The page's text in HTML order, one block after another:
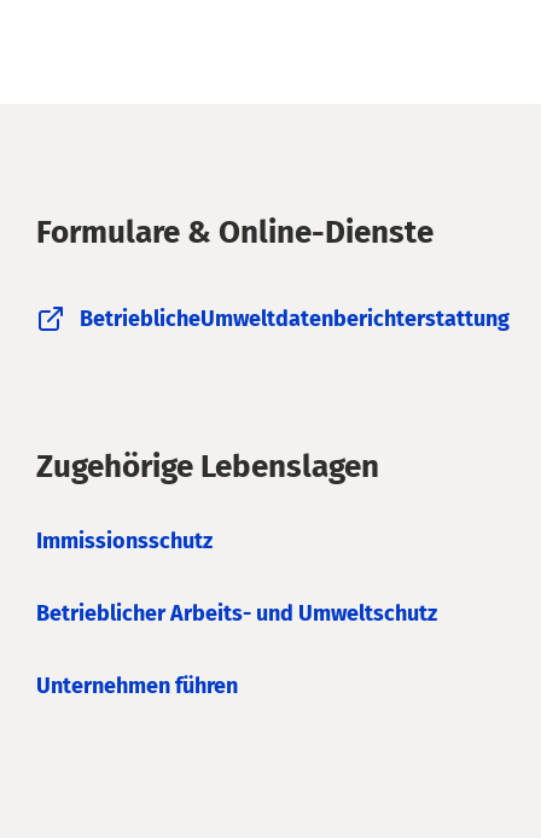
Formulare & Online-Dienste
BetrieblicheUmweltdatenberichterstattung
Zugehörige Lebenslagen
Immissionsschutz
Betrieblicher Arbeits- und Umweltschutz
Unternehmen führen